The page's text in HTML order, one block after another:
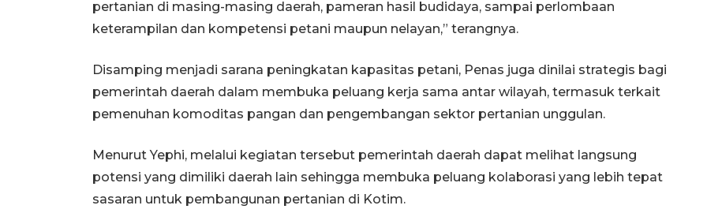
pertanian di masing-masing daerah, pameran hasil budidaya, sampai perlombaan
keterampilan dan kompetensi petani maupun nelayan,” terangnya.
Disamping menjadi sarana peningkatan kapasitas petani, Penas juga dinilai strategis bagi
pemerintah daerah dalam membuka peluang kerja sama antar wilayah, termasuk terkait
pemenuhan komoditas pangan dan pengembangan sektor pertanian unggulan.
Menurut Yephi, melalui kegiatan tersebut pemerintah daerah dapat melihat langsung
potensi yang dimiliki daerah lain sehingga membuka peluang kolaborasi yang lebih tepat
sasaran untuk pembangunan pertanian di Kotim.